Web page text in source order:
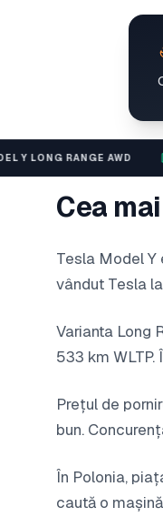
AWD LIVRARE ÎN
Cea
Tesla Model Y
vândut Tesla
Varianta Long
533 km
Prețul de
bun.
În Polonia,
caută o